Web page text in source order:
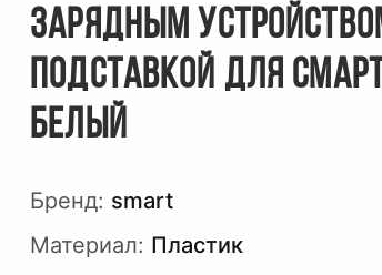
ЗАРЯДНЫМ
ПОДСТАВКОЙ ДЛЯ
БЕЛЫЙ
Бренд: smart
Материал: Пластик